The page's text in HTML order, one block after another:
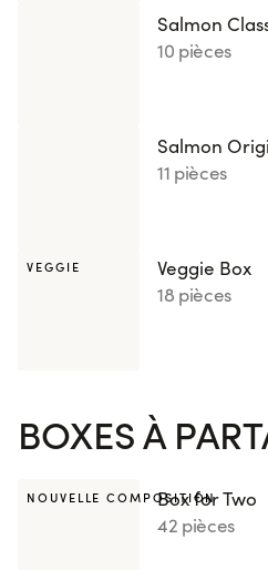
Salmon
10 pièces
Salmon
11 pièces
VEGGIE
Veggie Box
18 pièces
BOXES À
NOUVELLE COMPOSITION
Box for Two
42 pièces